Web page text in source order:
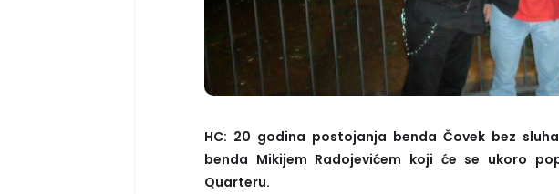
HC: 20 godina postojanja benda Čovek bez
benda Mikijem Radojevićem koji će se ukoro
Quarteru.